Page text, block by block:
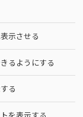
示させる
るようにする
る